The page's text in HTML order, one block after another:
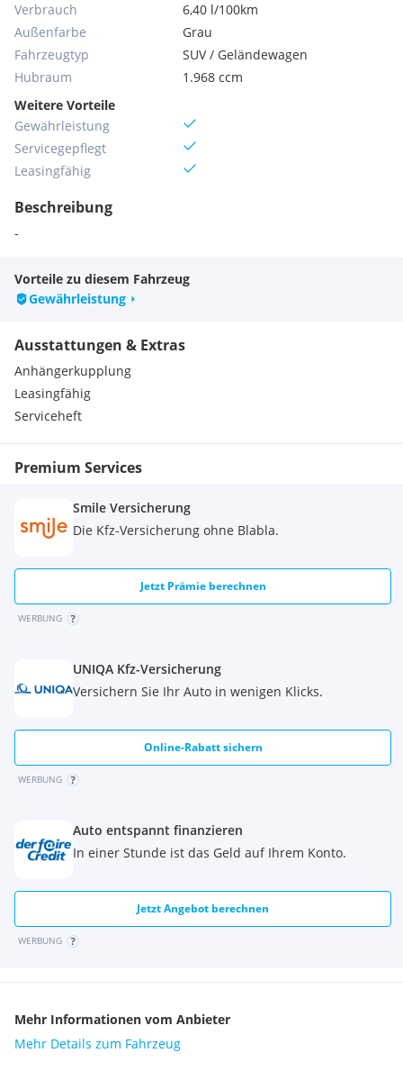
Verbrauch
6,40 l/100km
Außenfarbe
Grau
Fahrzeugtyp
SUV / Geländewagen
Hubraum
1.968 ccm
Weitere Vorteile
Gewährleistung
Servicegepflegt
Leasingfähig
Beschreibung
-
Vorteile zu diesem Fahrzeug
Gewährleistung
Ausstattungen & Extras
Anhängerkupplung
Leasingfähig
Serviceheft
Premium Services
Smile Versicherung
Die Kfz-Versicherung ohne Blabla.
Jetzt Prämie berechnen
WERBUNG
UNIQA Kfz-Versicherung
Versichern Sie Ihr Auto in wenigen Klicks.
Online-Rabatt sichern
WERBUNG
Auto entspannt finanzieren
In einer Stunde ist das Geld auf Ihrem Konto.
Jetzt Angebot berechnen
WERBUNG
Mehr Informationen vom Anbieter
Mehr Details zum Fahrzeug